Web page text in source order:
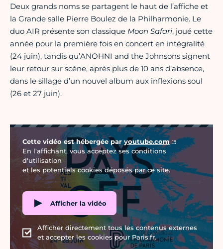
Deux grands noms se partagent le haut de l’affiche et
la Grande salle Pierre Boulez de la Philharmonie. Le
duo AIR présente son classique Moon Safari, joué cette
année pour la première fois en concert en intégralité
(24 juin), tandis qu’ANOHNI and the Johnsons signent
leur retour sur scène, après plus de 10 ans d’absence,
dans le sillage d’un nouvel album aux inflexions soul
(26 et 27 juin).
Vidéo Youtube
Cette vidéo est hébergée par youtube.com
En l'affichant, vous acceptez ses conditions
d'utilisation
et les potentiels cookies déposés par ce site.
Afficher la vidéo
Afficher directement tous les contenus externes
et accepter les cookies pour Paris.fr.